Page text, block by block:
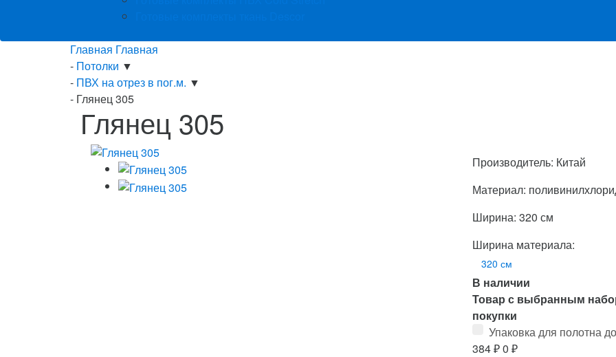
Главная Главная
- Потолки ▼
- ПВХ на отрез в пог.м. ▼
- Глянец 305
Глянец 305
Производитель: Китай
Материал:
Ширина: 320 см
Ширина материала:
320 см
В наличии
Товар с выбранным
покупки
Упаковка для полотна
384₽0 ₽